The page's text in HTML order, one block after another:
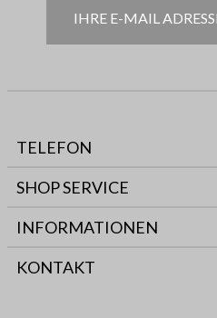
TELEFON
SHOP SERVICE
INFORMATIONEN
KONTAKT